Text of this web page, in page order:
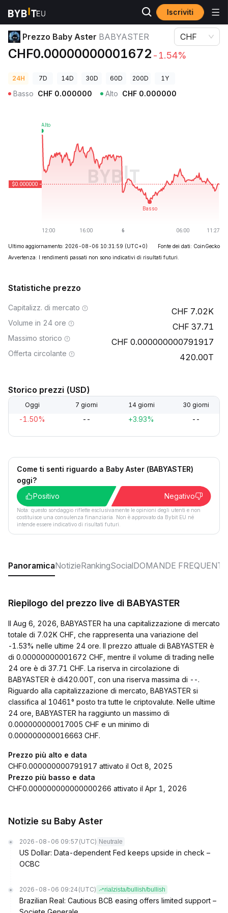
Iscriviti
Prezzi Crypto Prezzo Baby Aster BABYASTER
Prezzo Baby Aster BABYASTER
CHF0.00000000001672 -1.54%
CHF
24H 7D 14D 30D 60D 200D 1Y
Basso CHF 0.000000 Alto CHF 0.000000
Ultimo aggiornamento: 2026-08-06 10:31:59 (UTC+0)
Fonte dei dati: CoinGecko
Avvertenza: I rendimenti passati non sono indicativi di risultati futuri.
Statistiche prezzo
Capitalizz. di mercato 7.02K
Volume in 24 ore 37.71
Massimo storico 0.000000000791917
Offerta circolante 420.00T
Storico prezzi (USD)
Oggi 7 giorni 14 giorni 30 giorni
-1.50% -- +3.93% --
Come ti senti riguardo a Baby Aster (BABYASTER)
oggi?
Positivo
Negativo
Nota: questo sondaggio riflette esclusivamente le opinioni degli utenti e non
costituisce una consulenza finanziaria. Non è approvato da Bybit EU né
intende essere indicativo di risultati futuri.
PanoramicaNotizieRankingSocialDOMANDE FREQUENTI
Riepilogo del prezzo live di BABYASTER
Il Aug 6, 2026, BABYASTER ha una capitalizzazione di mercato
totale di 7.02K CHF, che rappresenta una variazione del
-1.53% nelle ultime 24 ore. Il prezzo attuale di BABYASTER è
di 0.00000000001672 CHF, mentre il volume di trading nelle
24 ore è di 37.71 CHF. La riserva in circolazione di
BABYASTER è di420.00T, con una riserva massima di --.
Riguardo alla capitalizzazione di mercato, BABYASTER si
classifica al 10461° posto tra tutte le criptovalute. Nelle ultime
24 ore, BABYASTER ha raggiunto un massimo di
0.000000000017005 CHF e un minimo di
0.000000000016663 CHF.
Prezzo più alto e data
CHF0.000000000791917 attivato il Oct 8, 2025
Prezzo più basso e data
CHF0.000000000000000266 attivato il Apr 1, 2026
Notizie su Baby Aster
2026-08-06 09:57 (UTC) Neutrale
US Dollar: Data-dependent Fed keeps upside in check –
OCBC
2026-08-06 09:24 (UTC) rialzista/bullish/bullish
Brazilian Real: Cautious BCB easing offers limited support –